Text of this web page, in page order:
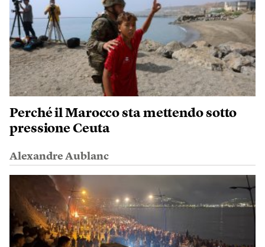
Perché il Marocco sta mettendo sotto
pressione Ceuta
Alexandre Aublanc